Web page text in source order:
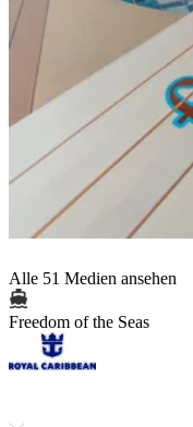
Alle 51 Medien ansehen
Freedom of the Seas